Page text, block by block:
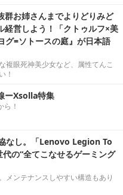
群お姉さんまでよりどりみど
経営しよう！「クトゥルフ×美
グ=ソトースの庭』が日本語
複眼死神美少女など、属性てんこ
！
ーXsolla特集
！
なし。「Lenovo Legion To
の“全てこなせるゲーミング
メンテナンスしやすい構造もあり